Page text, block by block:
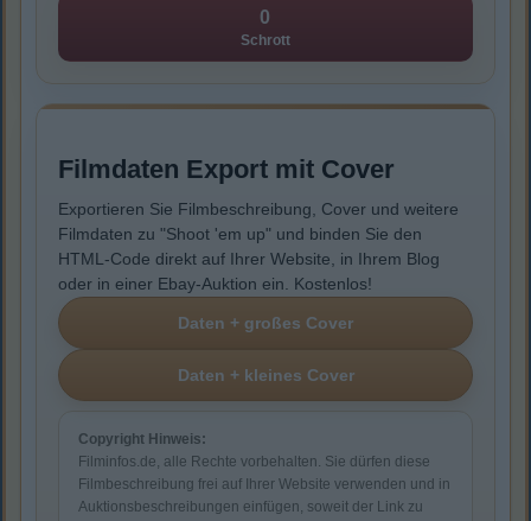
0
Schrott
Filmdaten Export mit Cover
Exportieren Sie Filmbeschreibung, Cover und weitere
Filmdaten zu "Shoot 'em up" und binden Sie den
HTML-Code direkt auf Ihrer Website, in Ihrem Blog
oder in einer Ebay-Auktion ein. Kostenlos!
Copyright Hinweis:
Filminfos.de, alle Rechte vorbehalten. Sie dürfen diese
Filmbeschreibung frei auf Ihrer Website verwenden und in
Auktionsbeschreibungen einfügen, soweit der Link zu